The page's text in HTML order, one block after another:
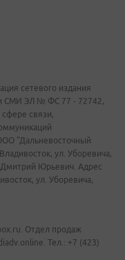
сетевого издания
СМИ ЭЛ № ФС 77 - 72742,
связи,
"Дальневосточный
ул. Уборевича,
Юрьевич. Адрес
ул. Уборевича,
Отдел продаж
Тел.: +7 (423)